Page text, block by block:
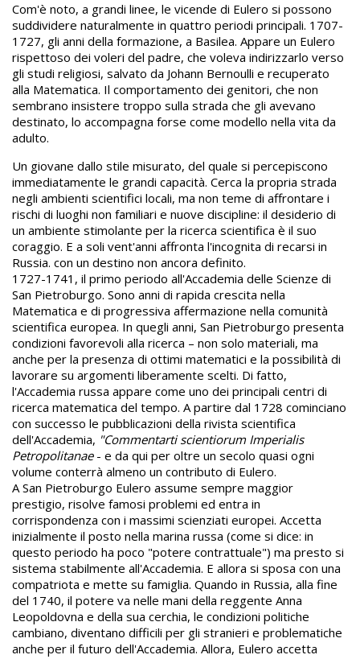
Com'è noto, a grandi linee, le vicende di Eulero si possono
suddividere naturalmente in quattro periodi principali. 1707-
1727, gli anni della formazione, a Basilea. Appare un Eulero
rispettoso dei voleri del padre, che voleva indirizzarlo verso
gli studi religiosi, salvato da Johann Bernoulli e recuperato
alla Matematica. Il comportamento dei genitori, che non
sembrano insistere troppo sulla strada che gli avevano
destinato, lo accompagna forse come modello nella vita da
adulto.
Un giovane dallo stile misurato, del quale si percepiscono
immediatamente le grandi capacità. Cerca la propria strada
negli ambienti scientifici locali, ma non teme di affrontare i
rischi di luoghi non familiari e nuove discipline: il desiderio di
un ambiente stimolante per la ricerca scientifica è il suo
coraggio. E a soli vent'anni affronta l'incognita di recarsi in
Russia. con un destino non ancora definito.
1727-1741, il primo periodo all'Accademia delle Scienze di
San Pietroburgo. Sono anni di rapida crescita nella
Matematica e di progressiva affermazione nella comunità
scientifica europea. In quegli anni, San Pietroburgo presenta
condizioni favorevoli alla ricerca – non solo materiali, ma
anche per la presenza di ottimi matematici e la possibilità di
lavorare su argomenti liberamente scelti. Di fatto,
l'Accademia russa appare come uno dei principali centri di
ricerca matematica del tempo. A partire dal 1728 cominciano
con successo le pubblicazioni della rivista scientifica
dell'Accademia, "Commentarti scientiorum Imperialis
Petropolitanae - e da qui per oltre un secolo quasi ogni
volume conterrà almeno un contributo di Eulero.
A San Pietroburgo Eulero assume sempre maggior
prestigio, risolve famosi problemi ed entra in
corrispondenza con i massimi scienziati europei. Accetta
inizialmente il posto nella marina russa (come si dice: in
questo periodo ha poco "potere contrattuale") ma presto si
sistema stabilmente all'Accademia. E allora si sposa con una
compatriota e mette su famiglia. Quando in Russia, alla fine
del 1740, il potere va nelle mani della reggente Anna
Leopoldovna e della sua cerchia, le condizioni politiche
cambiano, diventano difficili per gli stranieri e problematiche
anche per il futuro dell'Accademia. Allora, Eulero accetta